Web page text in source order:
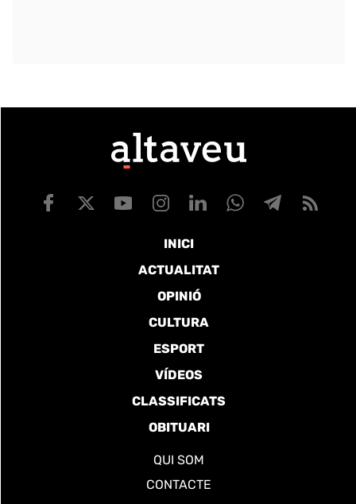
INICI
ACTUALITAT
OPINIÓ
CULTURA
ESPORT
VÍDEOS
CLASSIFICATS
OBITUARI
QUI SOM
CONTACTE